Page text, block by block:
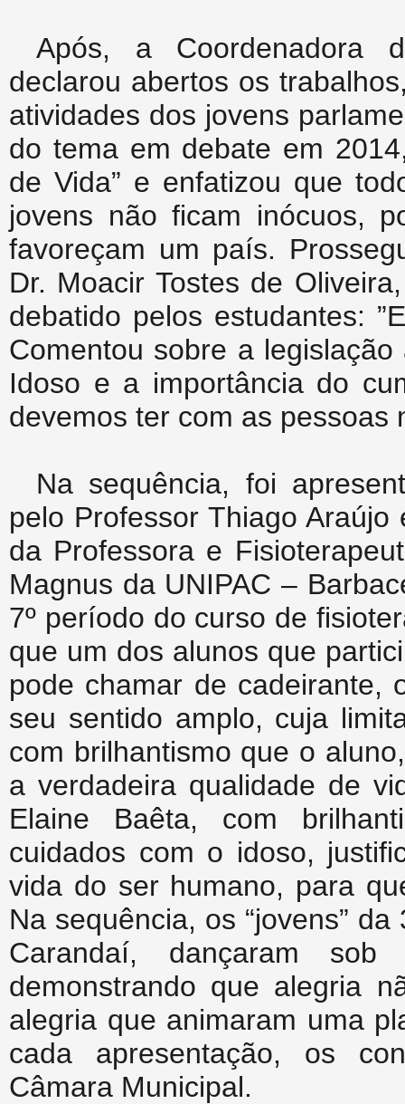
Após, a Coordenadora
declarou abertos os
atividades dos jovens
do tema em debate em
de Vida” e enfatizou que
jovens não ficam inócuos,
favoreçam um país.
Dr. Moacir Tostes de
debatido pelos estudantes:
Comentou sobre a
Idoso e a importância do
devemos ter com as pessoas
Na sequência, foi
pelo Professor Thiago
da Professora e
Magnus da UNIPAC –
7º período do curso de
que um dos alunos que
pode chamar de cadeirante,
seu sentido amplo, cuja
com brilhantismo que o
a verdadeira qualidade de
Elaine Baêta, com
cuidados com o idoso,
vida do ser humano, para
Na sequência, os “jovens”
Carandaí, dançaram
demonstrando que alegria
alegria que animaram uma
cada apresentação, os
Câmara Municipal.